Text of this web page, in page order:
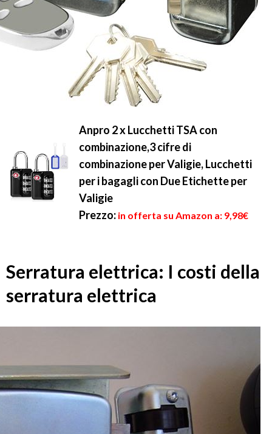
Anpro 2 x Lucchetti TSA con
combinazione,3 cifre di
combinazione per Valigie, Lucchetti
per i bagagli con Due Etichette per
Valigie
Prezzo: in offerta su Amazon a: 9,98€
Serratura elettrica: I costi della
serratura elettrica